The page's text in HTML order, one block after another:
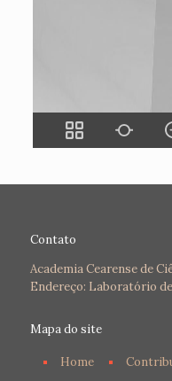
Contato
Academia Cearense de
Endereço: Laboratório
Mapa do site
Home